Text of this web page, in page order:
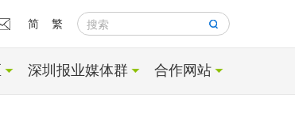
简 繁 搜索
深圳报业媒体群 合作网站